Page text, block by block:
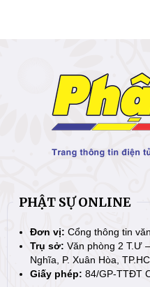
PHẬT SỰ ONLINE
Đơn vị: Cổng thông tin
Trụ sở: Văn phòng 2 T.Ư
Nghĩa, P. Xuân Hòa,
Giấy phép: 84/GP-TTĐT